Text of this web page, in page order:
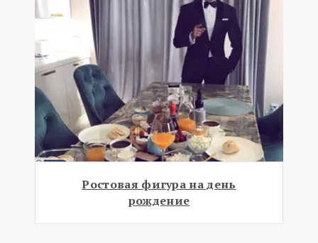
Ростовая фигура на день
рождение